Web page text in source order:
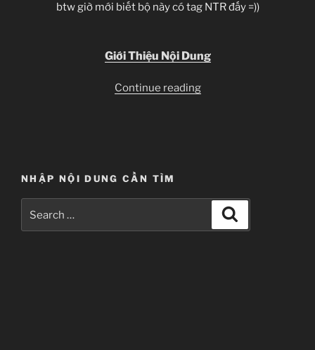
btw giờ mới biết bộ này có tag NTR đấy =))
Giới Thiệu Nội Dung
Continue reading“Koufuku
NHẬP NỘI DUNG CẦN TÌM
for: